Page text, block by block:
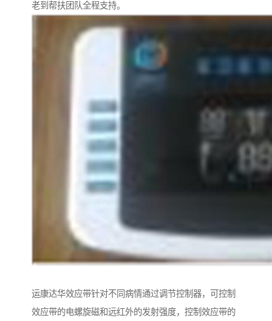
老到帮扶团队全程支持。
运康达华效应带针对不同病情通过调节控制器，可控制
效应带的电螺旋磁和远红外的发射强度，控制效应带的